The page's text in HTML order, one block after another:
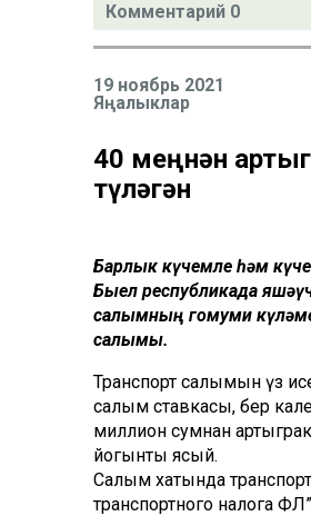
Комментарий 0
19 ноябрь 2021
Яңалыклар
40 меңнән
түләгән
Барлык күчемле һәм
Быел республикада
салымның гомуми
салымы.
Транспорт салымын үз
салым ставкасы, бер
миллион сумнан
йогынты ясый.
Салым хатында транспорт
транспортного налога